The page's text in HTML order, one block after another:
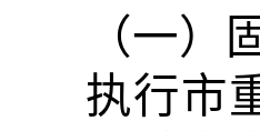
（一）
执行市